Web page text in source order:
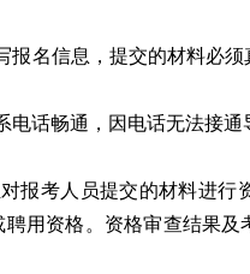
报名信息，提交的材料必
电话畅通，因电话无法接通
报考人员提交的材料进
用资格。资格审查结果